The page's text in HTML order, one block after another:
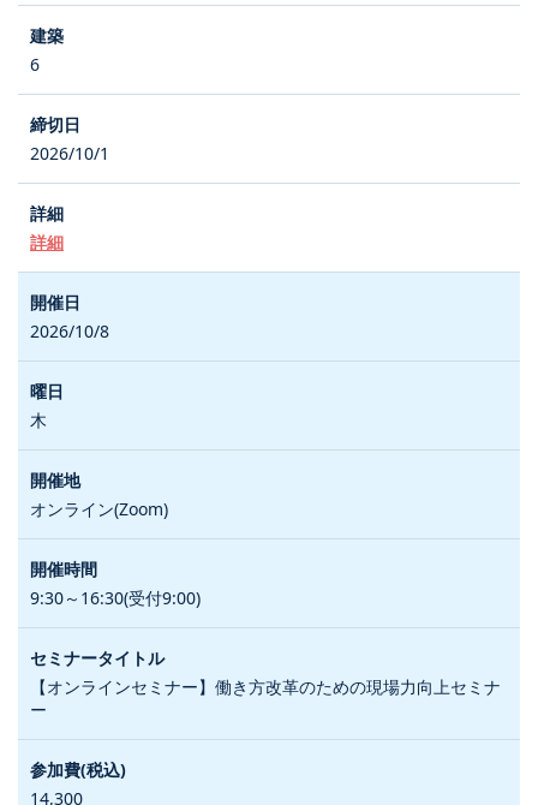
6
2026/10/1
詳細
2026/10/8
木
オンライン(Zoom)
9:30～16:30(受付9:00)
【オンラインセミナー】働き方改革のための現場力向上セミナ
ー
14,300